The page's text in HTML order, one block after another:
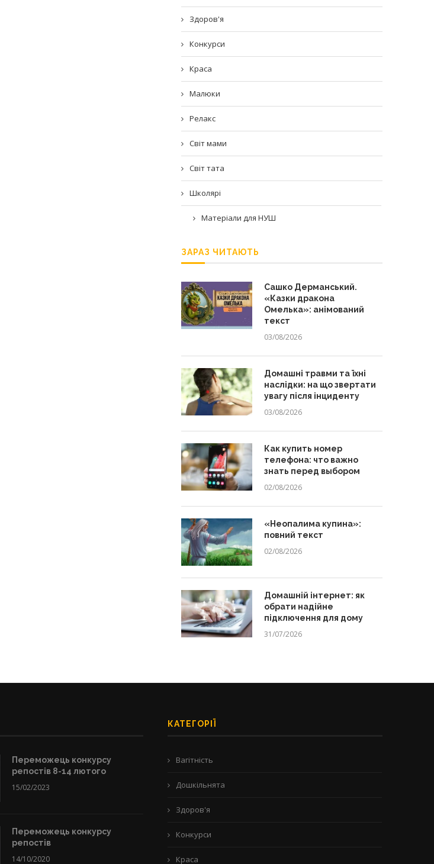
Здоров'я
Конкурси
Краса
Малюки
Релакс
Світ мами
Світ тата
Школярі
Матеріали для НУШ
ЗАРАЗ ЧИТАЮТЬ
Сашко Дерманський.
«Казки дракона
Омелька»: анімований
текст
03/08/2026
Домашні травми та їхні
наслідки: на що звертати
увагу після інциденту
03/08/2026
Как купить номер
телефона: что важно
знать перед выбором
02/08/2026
«Неопалима купина»:
повний текст
02/08/2026
Домашній інтернет: як
обрати надійне
підключення для дому
31/07/2026
Переможець конкурсу
репостів 8-14 лютого
15/02/2023
Переможець конкурсу
репостів
14/10/2020
КАТЕГОРІЇ
Вагітність
Дошкільнята
Здоров'я
Конкурси
Краса